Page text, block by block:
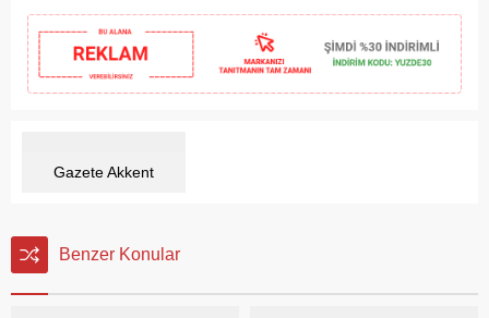
Gazete Akkent
Benzer Konular